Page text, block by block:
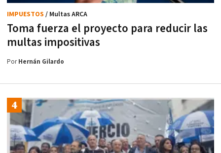
Toma fuerza el proyecto para reducir las
multas impositivas
IMPUESTOS / Multas ARCA
PorHernán Gilardo